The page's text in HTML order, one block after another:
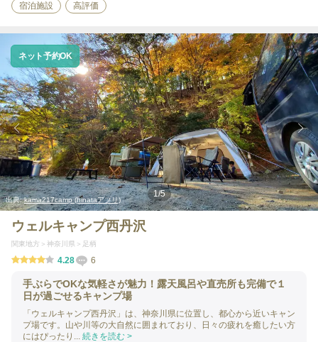
宿泊施設 高評価
出典:kama217camp (hinataアプリ)
1/5
ネット予約OK
ウェルキャンプ西丹沢
関東地方 神奈川県 足柄
4.28 6
手ぶらでOKな気軽さが魅力！露天風呂や直売所も完備で１
日が過ごせるキャンプ場
「ウェルキャンプ西丹沢」は、神奈川県に位置し、都心から近いキャン
プ場です。山や川等の大自然に囲まれており、日々の疲れを癒したい方
にはぴったり... 続きを読む >